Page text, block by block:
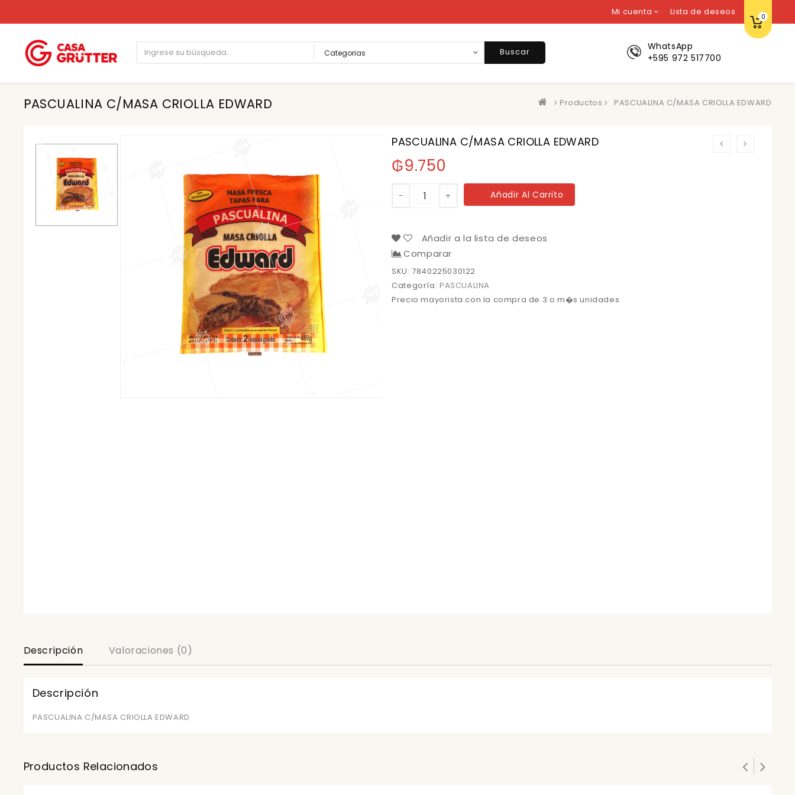
Mi cuenta Lista de deseos 0
WhatsApp
+595 972 517700
Buscar
PASCUALINA C/MASA CRIOLLA EDWARD Productos PASCUALINA C/MASA CRIOLLA EDWARD
PASCUALINA C/MASA CRIOLLA EDWARD
₲9.750
C/MASA
CRIOLLA
cantidad
- + Añadir Al Carrito
Añadir a la lista de deseos
Comparar
SKU:7840225030122
Categoría: PASCUALINA
Precio mayorista con la compra de 3 o m�s unidades
Descripción Valoraciones (0)
Descripción
PASCUALINA C/MASA CRIOLLA EDWARD
Productos Relacionados